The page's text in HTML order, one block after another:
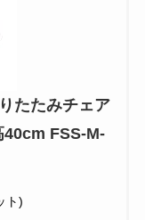
たたみチェア
FSS-M-
ト)